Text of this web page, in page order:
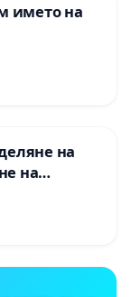
името на
на
на
възел АМ
- к.к.